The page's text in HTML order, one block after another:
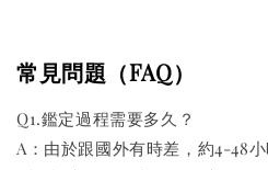
常見問題（FAQ）
Q1.鑑定過程需要多久？
A：由於跟國外有時差，約4-48